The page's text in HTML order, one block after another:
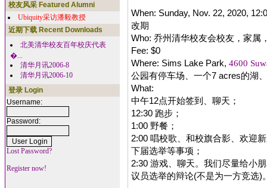
校友风采 Featured Alumni
Ubiquity采访潘毅教授
近期下载 Recent Downloads
北美清华校友百年校庆代表
�...
清华月讯2006-8
清华月讯2006-10
登录 Login
Username:
Password:
Lost Password?
Register now!
When: Sunday, Nov. 22, 2020,
改期
Who: 乔州清华校友会校友，家属
Fee: $0
Where: Sims Lake Park, 4600
公园有停车场、一个7 acres的湖
What:
中午12点开始签到、聊天；
12:30 跑步；
1:00 野餐；
2:00 唱校歌、和校旗合影、欢迎
下届选举等事项；
2:30 游戏、聊天。我们尽量给小
议员选举的辩论(不是为一方竞选)